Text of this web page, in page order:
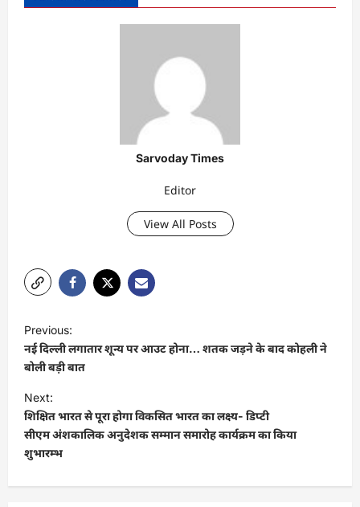
Sarvoday Times
Editor
View All Posts
P
o
s
t
n
a
Previous:
नई दिल्ली लगातार शून्य पर आउट होना… शतक जड़ने के बाद कोहली ने
बोली बड़ी बात
Next:
शिक्षित भारत से पूरा होगा विकसित भारत का लक्ष्य- डिप्टी
सीएम अंशकालिक अनुदेशक सम्मान समारोह कार्यक्रम का किया
शुभारम्भ